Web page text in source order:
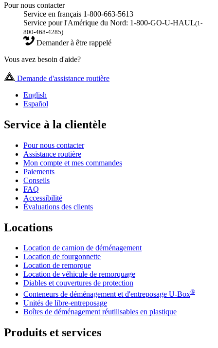
Pour nous contacter
Service en français 1-800-663-5613
Service pour l'Amérique du Nord: 1-800-GO-U-HAUL(1-
800-468-4285)
Demander à être rappelé
Vous avez besoin d'aide?
Demande d'assistance routière
English
Español
Service à la clientèle
Pour nous contacter
Assistance routière
Mon compte et mes commandes
Paiements
Conseils
FAQ
Accessibilité
Évaluations des clients
Locations
Location de camion de déménagement
Location de fourgonnette
Location de remorque
Location de véhicule de remorquage
Diables et couvertures de protection
Conteneurs de déménagement et d'entreposage U-Box®
Unités de libre-entreposage
Boîtes de déménagement réutilisables en plastique
Produits et services